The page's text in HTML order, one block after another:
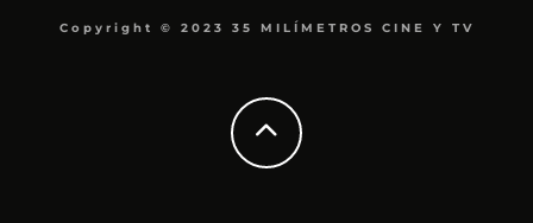
Copyright © 2023 35 MILÍMETROS CINE Y TV